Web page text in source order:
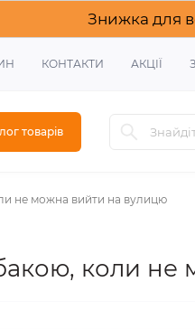
Знижка для
КОНТАКТИ АКЦІЇ
товарів
не можна вийти на вулицю
коли